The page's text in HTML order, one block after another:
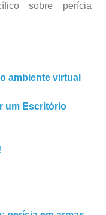
sobre perícia
ambiente virtual
um Escritório